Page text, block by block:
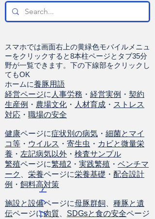
スマホでは画面右上の黄緑色モバイルメニュ
ーをクリックすると8本柱ページとタブ35分
野が一覧できます。下の下線部をクリックし
てもOK
ホームに養豚用語
経営ページに 人事労務 ・ 経営実例 ・ 契約
生産例 ・ 農場文化 ・ 人材育成 ・ ストレス
対応 ・ 職場の安全
健康ページに症状別の病気 ・ 細菌とマイ
コ等 ・ ウイルス ・ 寄生虫 ・ カビと微量栄
養 ・ 左記病気以外 ・ 検査サンプル
繁殖ページに繁殖2 ・ 実践繁殖 ・ ベンチマ
ーク
栄養ページに栄養基礎 ・ 配合設計
例 ・ 飼料高対策
施設と設備ページに母豚群飼
種豚と遺
伝ページに肉質 SDGsと食の安全ページ
ト
ッ
プ